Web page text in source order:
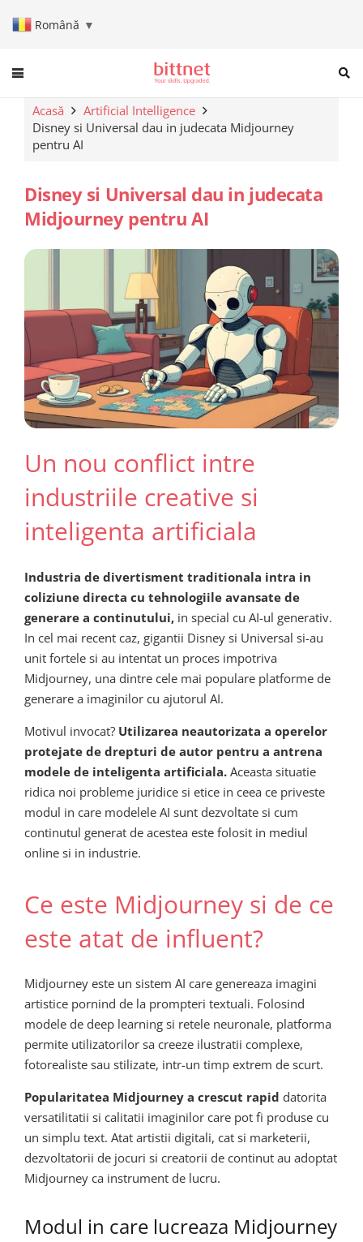
Română ▼
When autocomplete results
Acasă
Artificial Intelligence
Disney si Universal dau in judecata Midjourney
pentru AI
Disney si Universal dau in judecata
Midjourney pentru AI
Un nou conflict intre
industriile creative si
inteligenta artificiala
Industria de divertisment traditionala intra in
coliziune directa cu tehnologiile avansate de
generare a continutului, in special cu AI-ul generativ.
In cel mai recent caz, gigantii Disney si Universal si-au
unit fortele si au intentat un proces impotriva
Midjourney, una dintre cele mai populare platforme de
generare a imaginilor cu ajutorul AI.
Motivul invocat? Utilizarea neautorizata a operelor
protejate de drepturi de autor pentru a antrena
modele de inteligenta artificiala. Aceasta situatie
ridica noi probleme juridice si etice in ceea ce priveste
modul in care modelele AI sunt dezvoltate si cum
continutul generat de acestea este folosit in mediul
online si in industrie.
Ce este Midjourney si de ce
este atat de influent?
Midjourney este un sistem AI care genereaza imagini
artistice pornind de la prompteri textuali. Folosind
modele de deep learning si retele neuronale, platforma
permite utilizatorilor sa creeze ilustratii complexe,
fotorealiste sau stilizate, intr-un timp extrem de scurt.
Popularitatea Midjourney a crescut rapid datorita
versatilitatii si calitatii imaginilor care pot fi produse cu
un simplu text. Atat artistii digitali, cat si marketerii,
dezvoltatorii de jocuri si creatorii de continut au adoptat
Midjourney ca instrument de lucru.
Modul in care lucreaza Midjourney